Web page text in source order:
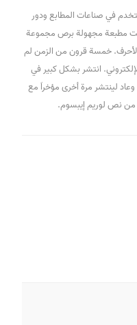
في صناعات المطابع ودور
مطبعة مجهولة برص مجموعة
خمسة قرون من الزمن لم
انتشر بشكل كبير في
لينتشر مرة أخرى مؤخراَ مع
من نص لوريم إيبسوم.